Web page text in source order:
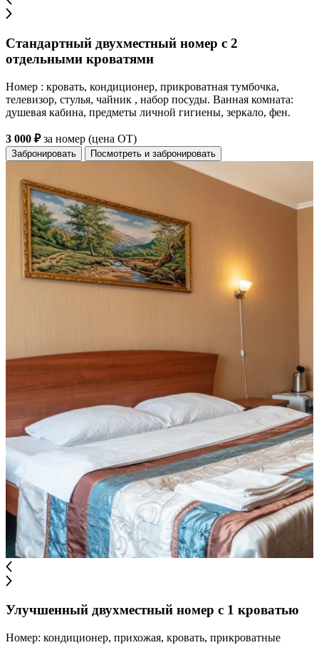
Стандартный двухместный номер с 2
отдельными кроватями
Номер : кровать, кондиционер, прикроватная тумбочка,
телевизор, стулья, чайник , набор посуды. Ванная комната:
душевая кабина, предметы личной гигиены, зеркало, фен.
3 000 ₽за номер (цена ОТ)
Забронировать Посмотреть и забронировать
Улучшенный двухместный номер с 1 кроватью
Номер: кондиционер, прихожая, кровать, прикроватные